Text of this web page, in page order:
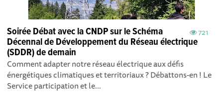
721
Soirée Débat avec la CNDP sur le Schéma
Décennal de Développement du Réseau électrique
(SDDR) de demain
Comment adapter notre réseau électrique aux défis
énergétiques climatiques et territoriaux ? Débattons-en ! Le
Service participation et le...